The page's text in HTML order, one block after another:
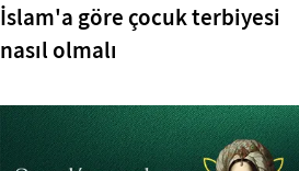
İslam'a göre çocuk terbiyesi
nasıl olmalı